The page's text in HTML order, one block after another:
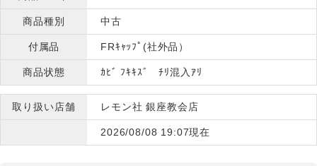
商品種別 中古
付属品 FRｷｬｯﾌﾟ(社外品）
商品状態 ｶﾋﾞ ﾌｷｷｽﾞ ﾁﾘ混入ｱﾘ
取り扱い店舗 レモン社 銀座教会店
2026/08/08 19:07現在